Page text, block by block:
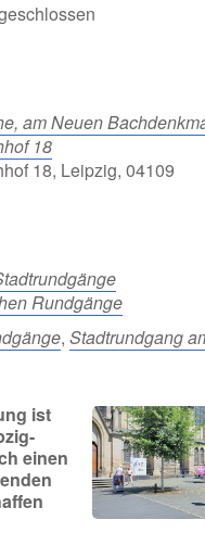
am Neuen
18
18, Leipzig, 04109
Rundgänge
, Stadtrundgang
ist
einen